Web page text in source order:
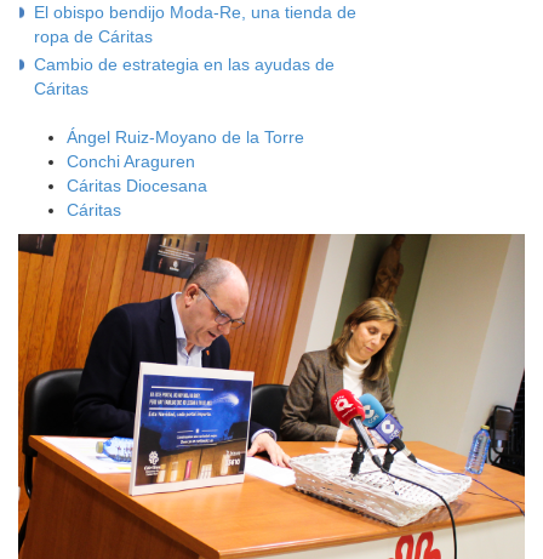
El obispo bendijo Moda-Re, una tienda de
ropa de Cáritas
Cambio de estrategia en las ayudas de
Cáritas
Ángel Ruiz-Moyano de la Torre
Conchi Araguren
Cáritas Diocesana
Cáritas